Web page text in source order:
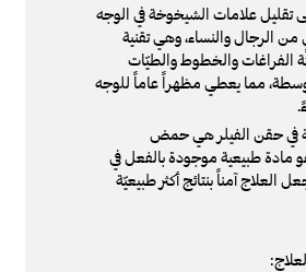
تقليل علامات الشيخوخة في الوجه
من الرجال والنساء، وهي تقنية
الفراغات والخطوط والطيّات
مما يعطي مظهراً عاماً للوجه
في حقن الفيلر هي حمض
مادة طبيعية موجودة بالفعل في
العلاج آمناً بنتائج أكثر طبيعيّة